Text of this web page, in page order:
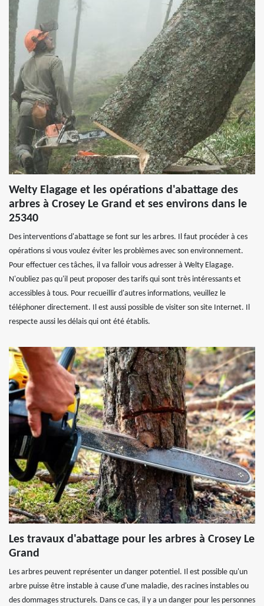
Welty Elagage et les opérations d'abattage des
arbres à Crosey Le Grand et ses environs dans le
25340
Des interventions d'abattage se font sur les arbres. Il faut procéder à ces
opérations si vous voulez éviter les problèmes avec son environnement.
Pour effectuer ces tâches, il va falloir vous adresser à Welty Elagage.
N'oubliez pas qu'il peut proposer des tarifs qui sont très intéressants et
accessibles à tous. Pour recueillir d'autres informations, veuillez le
téléphoner directement. Il est aussi possible de visiter son site Internet. Il
respecte aussi les délais qui ont été établis.
Les travaux d'abattage pour les arbres à Crosey Le
Grand
Les arbres peuvent représenter un danger potentiel. Il est possible qu'un
arbre puisse être instable à cause d'une maladie, des racines instables ou
des dommages structurels. Dans ce cas, il y a un danger pour les personnes